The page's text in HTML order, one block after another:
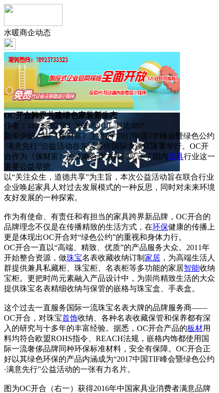
水暖商企动态
OC开合跨界共建绿色家装新生态
作者：18938282783 2023-09-10 浏览:897
新年伊始，由《傢财富》主办的“2017中国TIF峰会暨绿色公约
·满意先行”公益活动在东莞厚街国际大酒店隆重举行。OC开
合作为《傢财富》的战略合作方共同见证了国内家具行业这一
重要公益举措。
以“关注众生，道德共享”为主旨，本次公益活动旨在联合行业
企业唤起家具人对过去发展模式的一种反思，同时对未来环境
友好发展的一种探索。
作为有使命、有责任和有担当的家具跨界新品牌，OC开合的
品牌理念不仅是在传播精致的生活方式，在环保健康的传播上
更是体现出OC开合对“绿色公约”的重视和身体力行。
OC开合一直以“高端、精致、优质”的产品服务大众。2011年
开始整合资源，做珠宝名表收藏收纳订制 家居 ，为高端生活人
群提供兼具私藏柜、珠宝柜、名表柜等多功能的家居智能收纳
宝柜。更把时尚元素融入产品设计中，为崇尚精致生活的大众
提供珠宝名表精细收纳与保管的嵌格与珠宝盒、手表盒。
这个过去一直服务国际一流珠宝名表大牌的品牌服务商——
OC开合，对珠宝首饰收纳、各种名表收藏保管和保养都有深
入的研究与十多年的丰富经验。据悉，OC开合产品的板材用
料均符合欧盟ROHS指令、REACH法规，嵌格内饰都使用国
际一流奢侈品牌同种环保标准材料，安全有保障。OC开合正
好以其绿色环保的产品内涵成为“2017中国TIF峰会暨绿色公约
·满意先行”公益活动的一张有力名片。
图为OC开合（右一）获得2016年中国家具业消费者满意品牌